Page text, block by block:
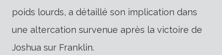
poids lourds, a détaillé son implication dans
une altercation survenue après la victoire de
Joshua sur Franklin.